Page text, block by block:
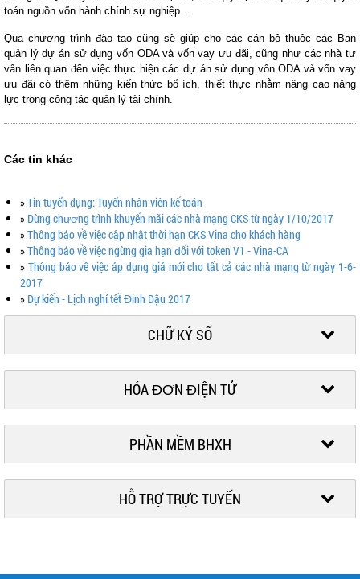
toán nguồn vốn hành chính sự nghiệp...
Qua chương trình đào tạo cũng sẽ giúp cho các cán bộ thuộc các Ban
quản lý dự án sử dụng vốn ODA và vốn vay ưu đãi, cũng như các nhà tư
vấn liên quan đến việc thực hiện các dự án sử dụng vốn ODA và vốn vay
ưu đãi có thêm những kiến thức bổ ích, thiết thực nhằm nâng cao năng
lực trong công tác quản lý tài chính.
Các tin khác
»Tin tuyển dụng: Tuyển nhân viên kế toán
» Dừng chương trình khuyến mãi các nhà mạng CKS từ ngày 1/10/2017
»Thông báo về việc cập nhật thời hạn CKS Vina cho khách hàng
»Thông báo về việc ngừng gia hạn đối với token V1 - Vina-CA
» Thông báo về việc áp dụng giá mới cho tất cả các nhà mạng từ ngày 1-6-
2017
» Dự kiến - Lịch nghỉ tết Đinh Dậu 2017
CHỮ KÝ SỐ
HÓA ĐƠN ĐIỆN TỬ
PHẦN MỀM BHXH
HỖ TRỢ TRỰC TUYẾN